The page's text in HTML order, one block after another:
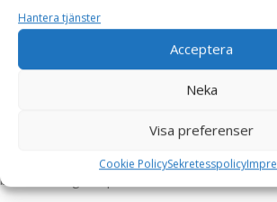
Hantera tjänster
Acceptera
Neka
Visa preferenser
Cookie PolicySekretesspolicy
DisplayPort och HDMI, vilket ger flexibilitet
olika bildskärmar och enheter.
Gigabyte RTX 3080 TURBO 10G är en
grafikkortslösning som erbjuder hög
grafikintensivt arbete. Med sin moderna
kylsystem är det ett utmärkt val för
bästa inom grafikprestanda.